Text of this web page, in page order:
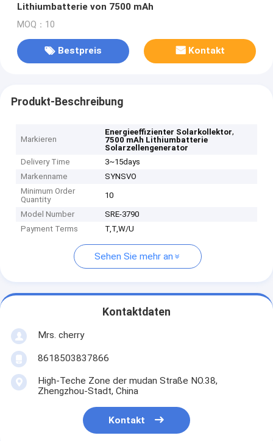
Lithiumbatterie von 7500 mAh
MOQ：10
Bestpreis Kontakt
Produkt-Beschreibung
Markieren
Energieeffizienter Solarkollektor,
7500 mAh Lithiumbatterie
Solarzellengenerator
Delivery Time
3~15days
Markenname
SYNSVO
Minimum Order
Quantity
10
Model Number
SRE-3790
Payment Terms
T,T,W/U
Sehen Sie mehr an
Kontaktdaten
Mrs. cherry
8618503837866
High-Teche Zone der mudan Straße NO.38,
Zhengzhou-Stadt, China
Kontakt